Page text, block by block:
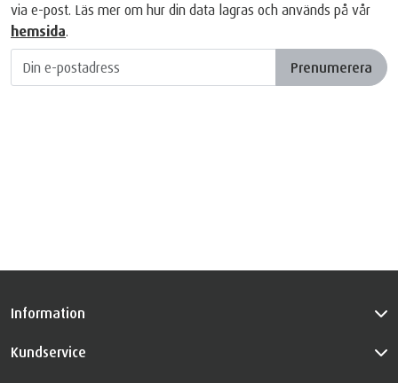
via e-post. Läs mer om hur din data lagras och används på vår
hemsida.
Prenumerera
Information
Kundservice